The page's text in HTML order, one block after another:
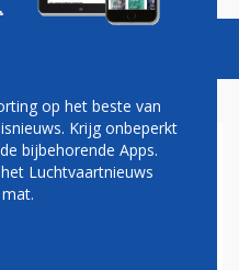
richting Iran
op het beste van
Krijg onbeperkt
bijbehorende Apps.
Luchtvaartnieuws